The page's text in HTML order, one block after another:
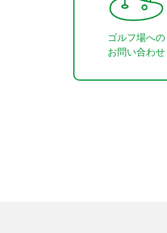
ゴルフ場への
お問い合わせ